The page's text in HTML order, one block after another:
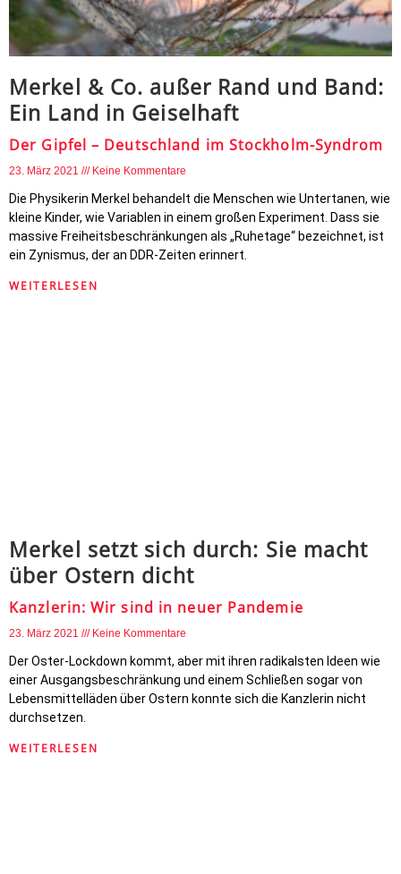
Merkel & Co. außer Rand und Band:
Ein Land in Geiselhaft
Der Gipfel – Deutschland im Stockholm-Syndrom
23. März 2021 Keine Kommentare
Die Physikerin Merkel behandelt die Menschen wie Untertanen, wie
kleine Kinder, wie Variablen in einem großen Experiment. Dass sie
massive Freiheitsbeschränkungen als „Ruhetage“ bezeichnet, ist
ein Zynismus, der an DDR-Zeiten erinnert.
WEITERLESEN
Merkel setzt sich durch: Sie macht
über Ostern dicht
Kanzlerin: Wir sind in neuer Pandemie
23. März 2021 Keine Kommentare
Der Oster-Lockdown kommt, aber mit ihren radikalsten Ideen wie
einer Ausgangsbeschränkung und einem Schließen sogar von
Lebensmittelläden über Ostern konnte sich die Kanzlerin nicht
durchsetzen.
WEITERLESEN